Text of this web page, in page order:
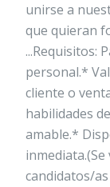
unirse a
que quieran
...Requisitos:
personal.*
cliente o
habilidades
amable.*
candidatos/